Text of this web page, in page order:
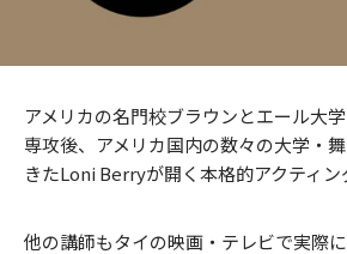
アメリカの名門校ブラウンとエール大
専攻後、アメリカ国内の数々の大学・
きたLoni Berryが開く本格的アクティン
他の講師もタイの映画・テレビで実際